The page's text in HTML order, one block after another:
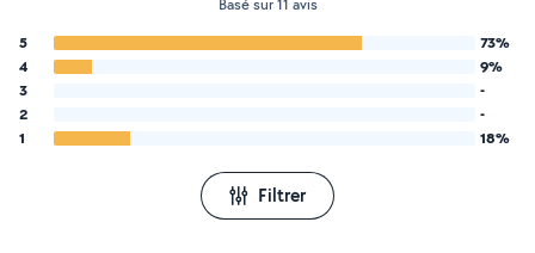
Basé sur 11 avis
5
73%
4
9%
3
-
2
-
1
18%
Filtrer